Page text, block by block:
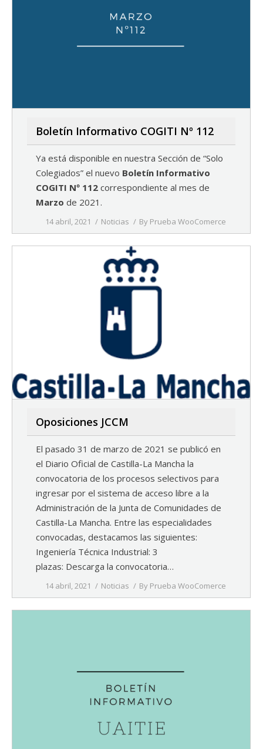
Boletín Informativo COGITI Nº 112
Ya está disponible en nuestra Sección de “Solo
Colegiados” el nuevo Boletín Informativo
COGITI Nº 112 correspondiente al mes de
Marzo de 2021.
14 abril, 2021 Noticias By Prueba WooComerce
Oposiciones JCCM
El pasado 31 de marzo de 2021 se publicó en
el Diario Oficial de Castilla-La Mancha la
convocatoria de los procesos selectivos para
ingresar por el sistema de acceso libre a la
Administración de la Junta de Comunidades de
Castilla-La Mancha. Entre las especialidades
convocadas, destacamos las siguientes:
Ingeniería Técnica Industrial: 3
plazas: Descarga la convocatoria…
14 abril, 2021 Noticias By Prueba WooComerce